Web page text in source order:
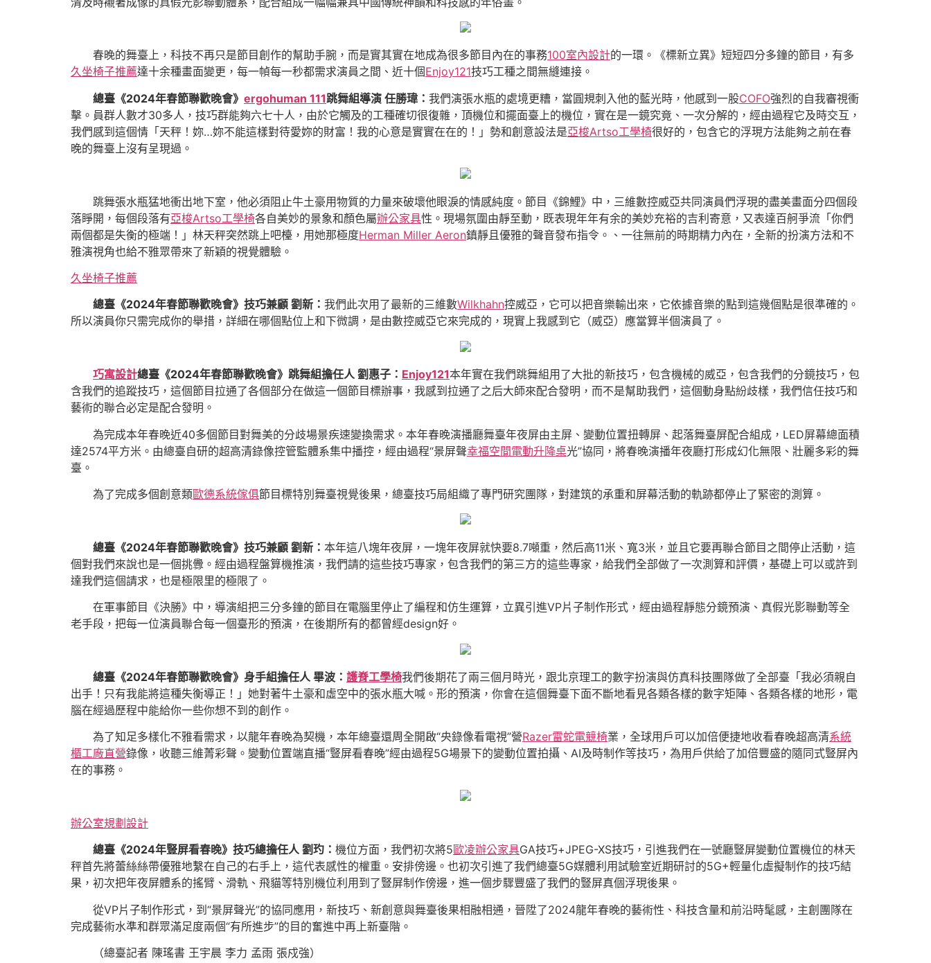
春晚的舞臺上，科技不再只是節目創作的幫助手腕，而是實其實在地成為很多節目內在的事務100室內設計的一環。《標新立異》短短四分多鐘的節目，有多
久坐椅子推薦達十余種畫面變更，每一幀每一秒都需求演員之間、近十個Enjoy121技巧工種之間無縫連接。
總臺《2024年春節聯歡晚會》 ergohuman 111跳舞組導演 任勝瑋： 我們演張水瓶的處境更糟，當圓規刺入他的藍光時，他感到一股COFO強烈的自我審視衝
擊。員群人數才30多人，技巧群能夠六七十人，由於它觸及的工種確切很復雜，頂機位和擺面臺上的機位，實在是一鏡究竟、一次分解的，經由過程它及時交互，
我們感到這個情「天秤！妳…妳不能這樣對待愛妳的財富！我的心意是實實在在的！」勢和創意設法是亞梭Artso工學椅很好的，包含它的浮現方法能夠之前在春
晚的舞臺上沒有呈現過。
跳舞張水瓶猛地衝出地下室，他必須阻止牛土豪用物質的力量來破壞他眼淚的情感純度。節目《錦鯉》中，三維數控威亞共同演員們浮現的盡美畫面分四個段
落睜開，每個段落有亞梭Artso工學椅各自美妙的景象和顏色屬辦公家具性。現場氛圍由靜至動，既表現年年有余的美妙充裕的吉利寄意，又表達百舸爭流「你們
兩個都是失衡的極端！」林天秤突然跳上吧檯，用她那極度Herman Miller Aeron鎮靜且優雅的聲音發布指令。、一往無前的時期精力內在，全新的扮演方法和不
雅演視角也給不雅眾帶來了新穎的視覺體驗。
久坐椅子推薦
總臺《2024年春節聯歡晚會》技巧兼顧 劉新： 我們此次用了最新的三維數Wilkhahn控威亞，它可以把音樂輸出來，它依據音樂的點到這幾個點是很準確的。
所以演員你只需完成你的舉措，詳細在哪個點位上和下微調，是由數控威亞它來完成的，現實上我感到它（威亞）應當算半個演員了。
巧寓設計總臺《2024年春節聯歡晚會》跳舞組擔任人 劉 惠子 ： Enjoy121本年實在我們跳舞組用了大批的新技巧，包含機械的威亞，包含我們的分鏡技巧，包
含我們的追蹤技巧，這個節目拉通了各個部分在做這一個節目標辦事，我感到拉通了之后大師來配合發明，而不是幫助我們，這個動身點紛歧樣，我們信任技巧和
藝術的聯合必定是配合發明。
為完成本年春晚近40多個節目對舞美的分歧場景疾速變換需求。本年春晚演播廳舞臺年夜屏由主屏、變動位置扭轉屏、起落舞臺屏配合組成，LED屏幕總面積
達2574平方米。由總臺自研的超高清錄像控管監體系集中播控，經由過程“景屏聲幸福空間電動升降桌光”協同，將春晚演播年夜廳打形成幻化無限、壯麗多彩的舞
臺。
為了完成多個創意類歐德系統傢俱節目標特別舞臺視覺後果，總臺技巧局組織了專門研究團隊，對建筑的承重和屏幕活動的軌跡都停止了緊密的測算。
總臺《2024年春節聯歡晚會》技巧兼顧 劉新 ： 本年這八塊年夜屏，一塊年夜屏就快要8.7噸重，然后高11米、寬3米，並且它要再聯合節目之間停止活動，這
個對我們來說也是一個挑釁。經由過程盤算機推演，我們請的這些技巧專家，包含我們的第三方的這些專家，給我們全部做了一次測算和評價，基礎上可以或許到
達我們這個請求，也是極限里的極限了。
在軍事節目《決勝》中，導演組把三分多鐘的節目在電腦里停止了編程和仿生運算，立異引進VP片子制作形式，經由過程靜態分鏡預演、真假光影聯動等全
老手段，把每一位演員聯合每一個臺形的預演，在後期所有的都曾經design好。
總臺《2024年春節聯歡晚會》身手組擔任人 畢波 ： 護脊工學椅我們後期花了兩三個月時光，跟北京理工的數字扮演與仿真科技團隊做了全部臺「我必須親自
出手！只有我能將這種失衡導正！」她對著牛土豪和虛空中的張水瓶大喊。形的預演，你會在這個舞臺下面不斷地看見各類各樣的數字矩陣、各類各樣的地形，電
腦在經過歷程中能給你一些你想不到的創作。
為了知足多樣化不雅看需求，以龍年春晚為契機，本年總臺還周全開啟“央錄像看電視”營Razer雷蛇電競椅業，全球用戶可以加倍便捷地收看春晚超高清系統
櫃工廠直營錄像，收聽三維菁彩聲。變動位置端直播“豎屏看春晚”經由過程5G場景下的變動位置拍攝、AI及時制作等技巧，為用戶供給了加倍豐盛的隨同式豎屏內
在的事務。
辦公室規劃設計
總臺《2024年豎屏看春晚》技巧總擔任人 劉玓 ： 機位方面，我們初次將5歐凌辦公家具GA技巧+JPEG-XS技巧，引進我們在一號廳豎屏變動位置機位的林天
秤首先將蕾絲絲帶優雅地繫在自己的右手上，這代表感性的權重。安排傍邊。也初次引進了我們總臺5G媒體利用試驗室近期研討的5G+輕量化虛擬制作的技巧結
果，初次把年夜屏體系的搖臂、滑軌、飛貓等特別機位利用到了豎屏制作傍邊，進一個步驟豐盛了我們的豎屏真個浮現後果。
從VP片子制作形式，到“景屏聲光”的協同應用，新技巧、新創意與舞臺後果相融相通，晉陞了2024龍年春晚的藝術性、科技含量和前沿時髦感，主創團隊在
完成藝術水準和群眾滿足度兩個“有所進步”的目的奮進中再上新臺階。
（總臺記者 陳瑤書 王宇晨 李力 孟雨 張戍強）